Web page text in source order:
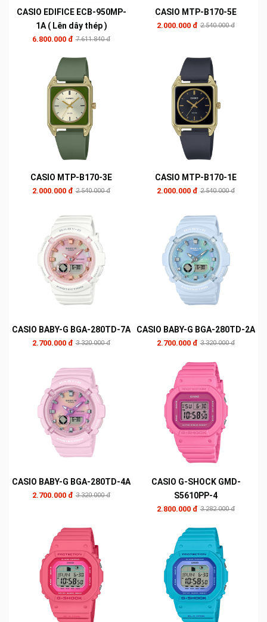
CASIO EDIFICE ECB-950MP-
1A ( Lên dây thép )
6.800.000 đ 7.611.840 đ
CASIO MTP-B170-5E
2.000.000 đ 2.540.000 đ
CASIO MTP-B170-3E
2.000.000 đ 2.540.000 đ
CASIO MTP-B170-1E
2.000.000 đ 2.540.000 đ
CASIO BABY-G BGA-280TD-7A
2.700.000 đ 3.320.000 đ
CASIO BABY-G BGA-280TD-2A
2.700.000 đ 3.320.000 đ
CASIO BABY-G BGA-280TD-4A
2.700.000 đ 3.320.000 đ
CASIO G-SHOCK GMD-
S5610PP-4
2.800.000 đ 3.282.000 đ